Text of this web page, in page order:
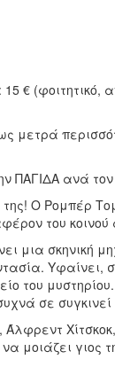
€ (φοιτητικό,
μετρά
ΠΑΓΙΔΑ ανά
Ο Ρομπέρ
του
μια σκηνική
του
σε
γιος